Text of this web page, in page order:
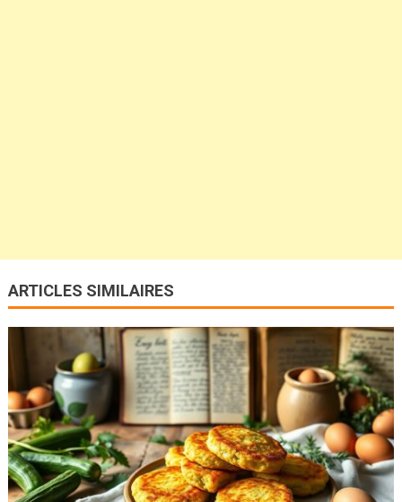
ARTICLES SIMILAIRES